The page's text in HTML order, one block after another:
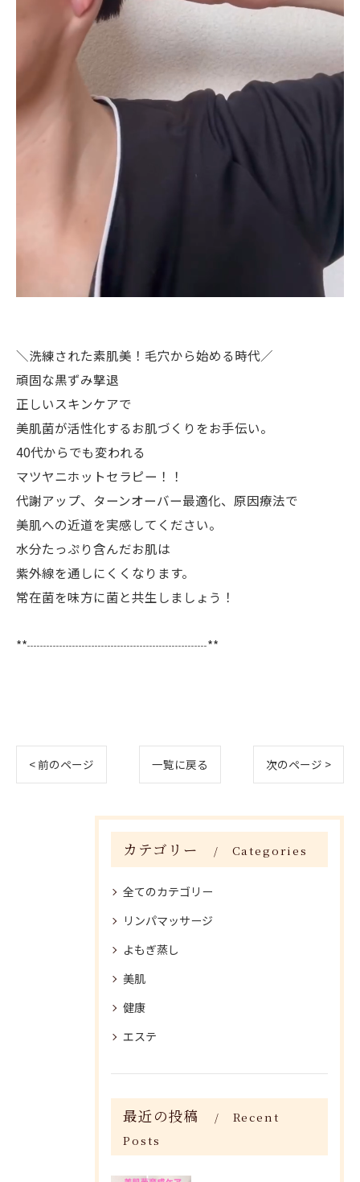
＼洗練された素肌美！毛穴から始める時代／
頑固な黒ずみ撃退
正しいスキンケアで
美肌菌が活性化するお肌づくりをお手伝い。
40代からでも変われる
マツヤニホットセラピー！！
代謝アップ、ターンオーバー最適化、原因療法で
美肌への近道を実感してください。
水分たっぷり含んだお肌は
紫外線を通しにくくなります。
常在菌を味方に菌と共生しましょう！
**┈┈┈┈┈┈┈┈┈┈┈┈┈┈**
< 前のページ 一覧に戻る 次のページ >
カテゴリー Categories
全てのカテゴリー
リンパマッサージ
よもぎ蒸し
美肌
健康
エステ
最近の投稿
Recent
Posts